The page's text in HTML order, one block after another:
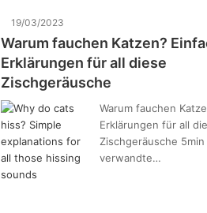
19/03/2023
Warum fauchen Katzen?
Erklärungen für all diese
Zischgeräusche
Warum fauchen
Erklärungen für all
Zischgeräusche
verwandte…